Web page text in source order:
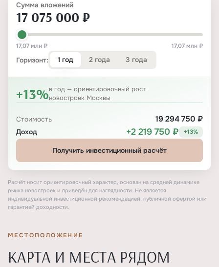
Сумма вложений
17 075 000 ₽
17,07 млн ₽ 17,07 млн ₽
Горизонт: 1 год 2 года 3 года
+13%в год — ориентировочный рост
новостроек Москвы
Стоимость 19 294 750 ₽
Доход +2 219 750 ₽ +13%
Получить инвестиционный расчёт
Расчёт носит ориентировочный характер, основан на средней динамике
рынка новостроек и приведён для наглядности. Не является
индивидуальной инвестиционной рекомендацией, публичной офертой или
гарантией доходности.
МЕСТОПОЛОЖЕНИЕ
КАРТА И МЕСТА РЯДОМ